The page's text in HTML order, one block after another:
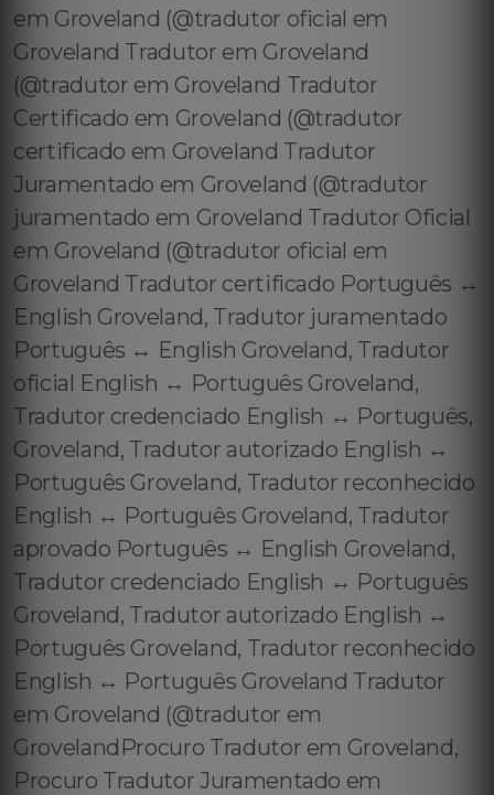
em Groveland (@tradutor oficial em
Groveland Tradutor em Groveland
(@tradutor em Groveland Tradutor
Certificado em Groveland (@tradutor
certificado em Groveland Tradutor
Juramentado em Groveland (@tradutor
juramentado em Groveland Tradutor Oficial
em Groveland (@tradutor oficial em
Groveland Tradutor certificado Português ↔️
English Groveland, Tradutor juramentado
Português ↔️ English Groveland, Tradutor
oficial English ↔️ Português Groveland,
Tradutor credenciado English ↔️ Português,
Groveland, Tradutor autorizado English ↔️
Português Groveland, Tradutor reconhecido
English ↔️ Português Groveland, Tradutor
aprovado Português ↔️ English Groveland,
Tradutor credenciado English ↔️ Português
Groveland, Tradutor autorizado English ↔️
Português Groveland, Tradutor reconhecido
English ↔️ Português Groveland Tradutor
em Groveland (@tradutor em
GrovelandProcuro Tradutor em Groveland,
Procuro Tradutor Juramentado em